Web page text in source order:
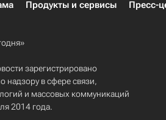
Продукты и сервисы Пресс-
зарегистрировано
надзору в сфере связи,
и массовых коммуникаций
2014 года.